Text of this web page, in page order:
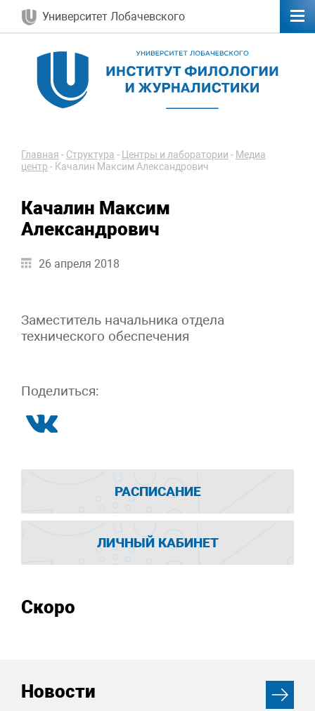
Университет Лобачевского
Главная - Структура - Центры и лаборатории - Медиа
центр - Качалин Максим Александрович
Качалин Максим
Александрович
26 апреля 2018
Заместитель начальника отдела
технического обеспечения
Поделиться:
РАСПИСАНИЕ
ЛИЧНЫЙ КАБИНЕТ
Скоро
Новости